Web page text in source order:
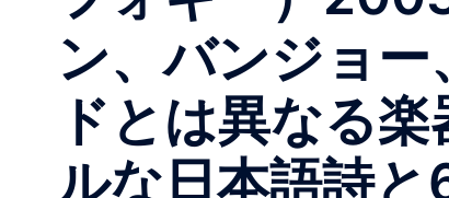
ン、バンジョ
ドとは異なる
ルな日本語詩